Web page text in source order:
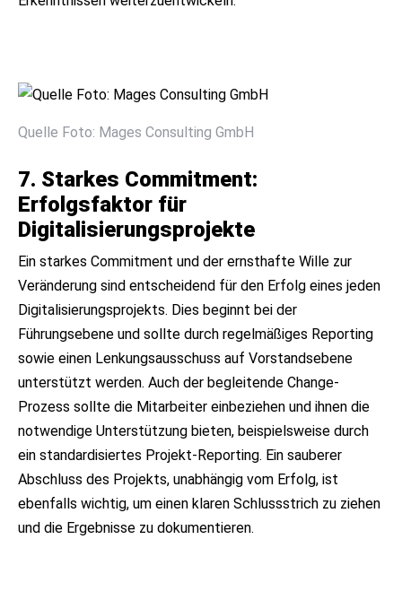
Quelle Foto: Mages Consulting GmbH
7. Starkes Commitment:
Erfolgsfaktor für
Digitalisierungsprojekte
Ein starkes Commitment und der ernsthafte Wille zur
Veränderung sind entscheidend für den Erfolg eines jeden
Digitalisierungsprojekts. Dies beginnt bei der
Führungsebene und sollte durch regelmäßiges Reporting
sowie einen Lenkungsausschuss auf Vorstandsebene
unterstützt werden. Auch der begleitende Change-
Prozess sollte die Mitarbeiter einbeziehen und ihnen die
notwendige Unterstützung bieten, beispielsweise durch
ein standardisiertes Projekt-Reporting. Ein sauberer
Abschluss des Projekts, unabhängig vom Erfolg, ist
ebenfalls wichtig, um einen klaren Schlussstrich zu ziehen
und die Ergebnisse zu dokumentieren.